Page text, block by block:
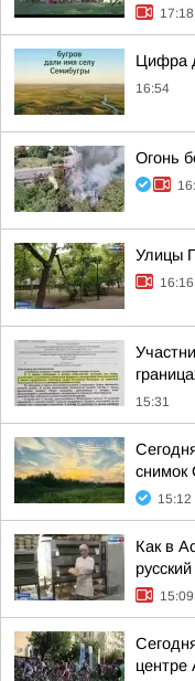
17:18
Цифра
16:54
Огонь
Улицы
16:16
15:31
снимок
15:12
Как в
15:09
центре